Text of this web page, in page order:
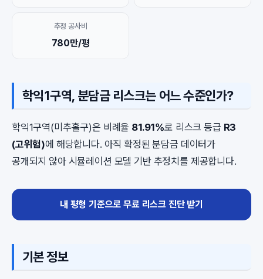
추정 공사비
780만/평
학익1구역, 분담금 리스크는 어느 수준인가?
학익1구역(미추홀구)은 비례율 81.91%로 리스크 등급 R3
(고위험)에 해당합니다. 아직 확정된 분담금 데이터가
공개되지 않아 시뮬레이션 모델 기반 추정치를 제공합니다.
내 평형 기준으로 무료 리스크 진단 받기
기본 정보